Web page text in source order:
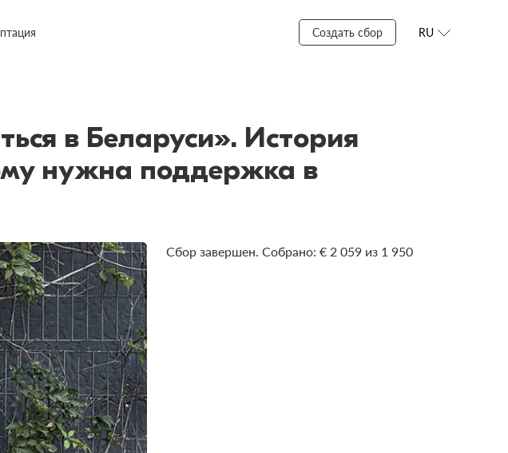
Создать сбор RU
в Беларуси». История
нужна поддержка в
Сбор завершен. Собрано: € 2 059 из 1 950